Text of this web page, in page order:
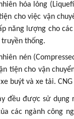
hóa lỏng
cho việc vận
năng lượng cho
thống.
nén
tiện cho vận
buýt và xe tải.
đều được sử
các ngành công